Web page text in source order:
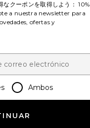
なクーポンを取得しよう：10%
a nuestra newsletter para
ofertas y
Ambos